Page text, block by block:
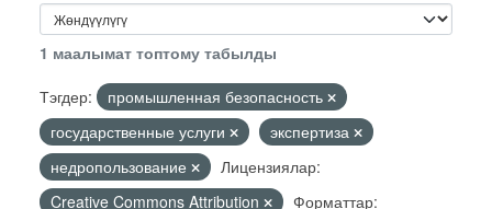
1 маалымат топтому табылды
Тэгдер:
промышленная безопасность
государственные услуги
экспертиза
недропользование
Лицензиялар:
Creative Commons Attribution
Форматтар: